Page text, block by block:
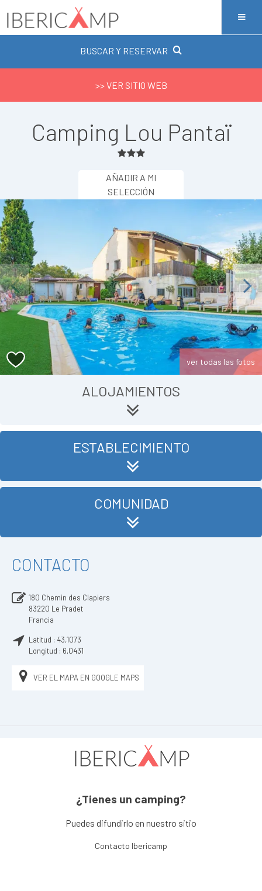
BUSCAR Y RESERVAR
>> VER SITIO WEB
Camping Lou Pantaï
AÑADIR A MI
SELECCIÓN
Next
ver todas las fotos
ALOJAMIENTOS
ESTABLECIMIENTO
COMUNIDAD
CONTACTO
180 Chemin des Clapiers
83220 Le Pradet
Francia
Latitud : 43,1073
Longitud : 6,0431
VER EL MAPA EN GOOGLE MAPS
¿Tienes un camping?
Puedes difundirlo en nuestro sitio
Contacto Ibericamp